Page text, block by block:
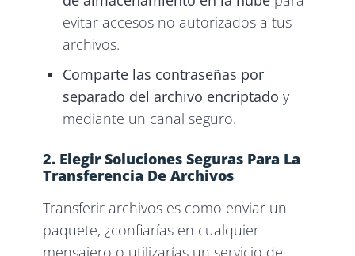
evitar accesos no autorizados a tus
archivos.
Comparte las contraseñas por
separado del archivo encriptado y
mediante un canal seguro.
2. Elegir Soluciones Seguras Para La
Transferencia De Archivos
Transferir archivos es como enviar un
paquete, ¿confiarías en cualquier